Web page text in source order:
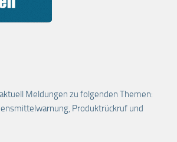
Meldungen zu folgenden Themen:
Produktrückruf und